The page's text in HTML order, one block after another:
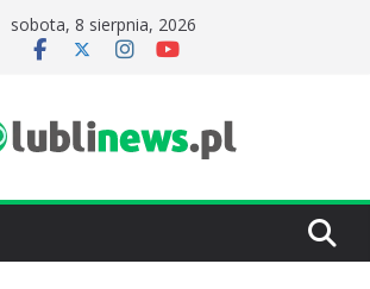
sobota, 8 sierpnia, 2026